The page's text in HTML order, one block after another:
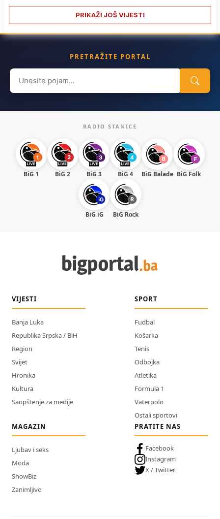
PRIKAŽI JOŠ VIJESTI
PRETRAŽITE PORTAL
Search
for:
RADIO STANICE
BiG 1 BiG 2 BiG 3 BiG 4 BiG Balade BiG Folk
BiG iG BiG Rock
VIJESTI
Banja Luka
Republika Srpska / BiH
Region
Svijet
Hronika
Kultura
Saopštenje za medije
SPORT
Fudbal
Košarka
Tenis
Odbojka
Atletika
Formula 1
Vaterpolo
Ostali sportovi
MAGAZIN
Ljubav i seks
Moda
ShowBiz
Zanimljivo
PRATITE NAS
Facebook
Instagram
X / Twitter